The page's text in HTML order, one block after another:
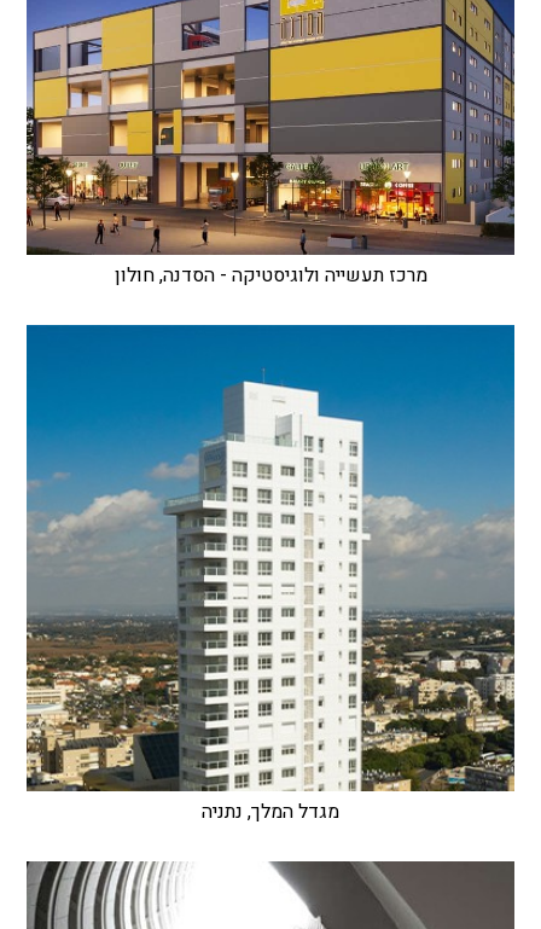
מרכז תעשייה ולוגיסטיקה - הסדנה, חולון
מגדל המלך, נתניה